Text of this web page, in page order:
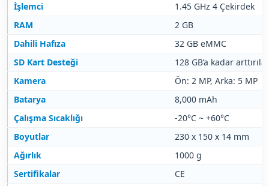
İşlemci
1.45 GHz 4 Çekirdek
RAM
2 GB
Dahili Hafıza
32 GB eMMC
SD Kart Desteği
128 GB’a kadar
Kamera
Ön: 2 MP, Arka: 5 MP
Batarya
8,000 mAh
Çalışma Sıcaklığı
-20°C ~ +60°C
Boyutlar
230 x 150 x 14 mm
Ağırlık
1000 g
Sertifikalar
CE